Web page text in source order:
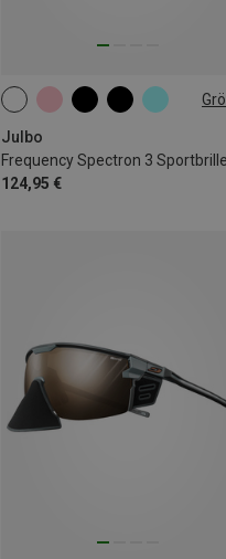
Julbo
Frequency Spectron 3
124,95 €
M